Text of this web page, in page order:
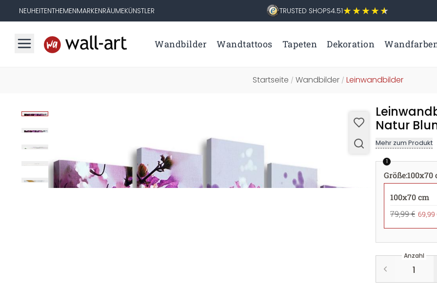
NEUHEITENTHEMENMARKENRÄUMEKÜNSTLER TRUSTED SHOPS4.51
Wandbilder Wandtattoos Tapeten Dekoration
Startseite / Wandbilder/ Leinwandbilder
Natur
Mehr zum Produkt
1
Größe:100x70
100x70 cm
79,99 € 69,99
Anzahl